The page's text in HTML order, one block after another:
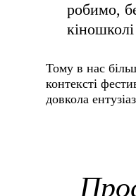
робимо,
Тому в нас
контексті
довкола